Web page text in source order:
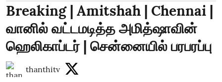
Breaking | Amitshah | Chennai |
வானில் வட்டமடித்த அமித்ஷாவின்
ஹெலிகாப்டர் | சென்னையில் பரபரப்பு
thanthitv